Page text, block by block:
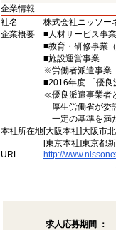
企業情報
社名
株式会社ニッソー
企業概要
■人材サービス事業
■教育・研修事業
■施設運営事業
※労働者派遣事業
■2016年度 「優良
≪優良派遣事業者
厚生労働省が委
一定の基準を満
本社所在地[大阪本社]大阪市
[東京本社]東京都
URL
http://
求人応募期間 ：